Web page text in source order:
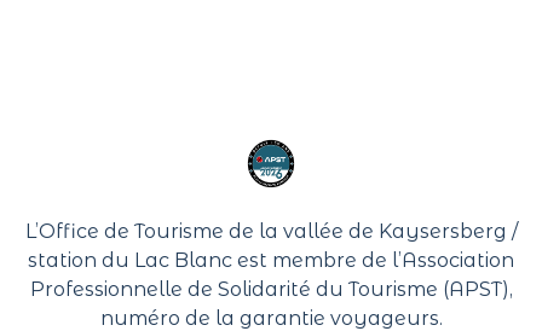
L’Office de Tourisme de la vallée de Kaysersberg /
station du Lac Blanc est membre de l’Association
Professionnelle de Solidarité du Tourisme (APST),
numéro de la garantie voyageurs.